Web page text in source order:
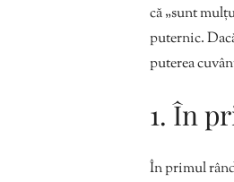
că „sunt
puternic.
puterea
1. În
În primul